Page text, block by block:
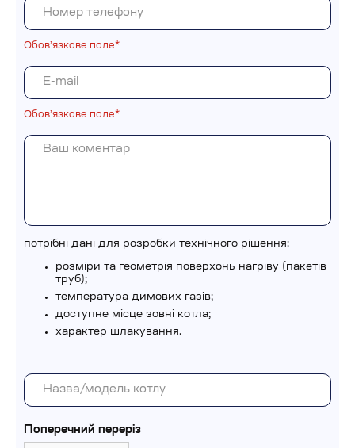
Обовʼязкове поле*
Обовʼязкове поле*
потрібні дані для розробки технічного рішення:
розміри та геометрія поверхонь нагріву (пакетів
труб);
температура димових газів;
доступне місце зовні котла;
характер шлакування.
Поперечний переріз